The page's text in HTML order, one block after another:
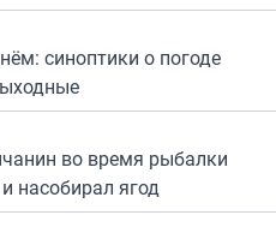
синоптики о погоде
во время рыбалки
насобирал ягод